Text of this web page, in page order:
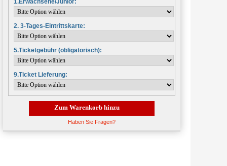
1.Erwachsene/Junior:
2. 3-Tages-Eintrittskarte:
5.Ticketgebühr (obligatorisch):
9.Ticket Lieferung:
Zum Warenkorb hinzu
Haben Sie Fragen?